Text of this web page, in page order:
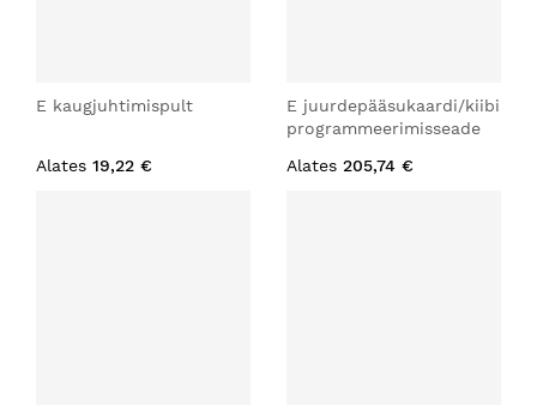
E kaugjuhtimispult
Alates 19,22 €
E juurdepääsukaardi/kiibi
programmeerimisseade
Alates 205,74 €